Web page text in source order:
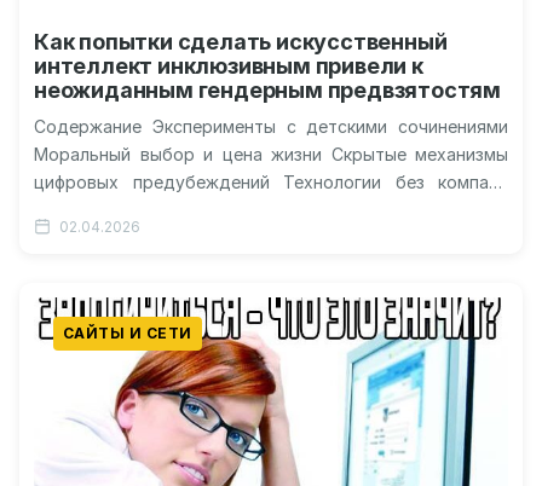
Как попытки сделать искусственный
интеллект инклюзивным привели к
неожиданным гендерным предвзятостям
Содержание Эксперименты с детскими сочинениями
Моральный выбор и цена жизни Скрытые механизмы
цифровых предубеждений Технологии без компаса
справедливым, демонстрируют…
02.04.2026
САЙТЫ И СЕТИ